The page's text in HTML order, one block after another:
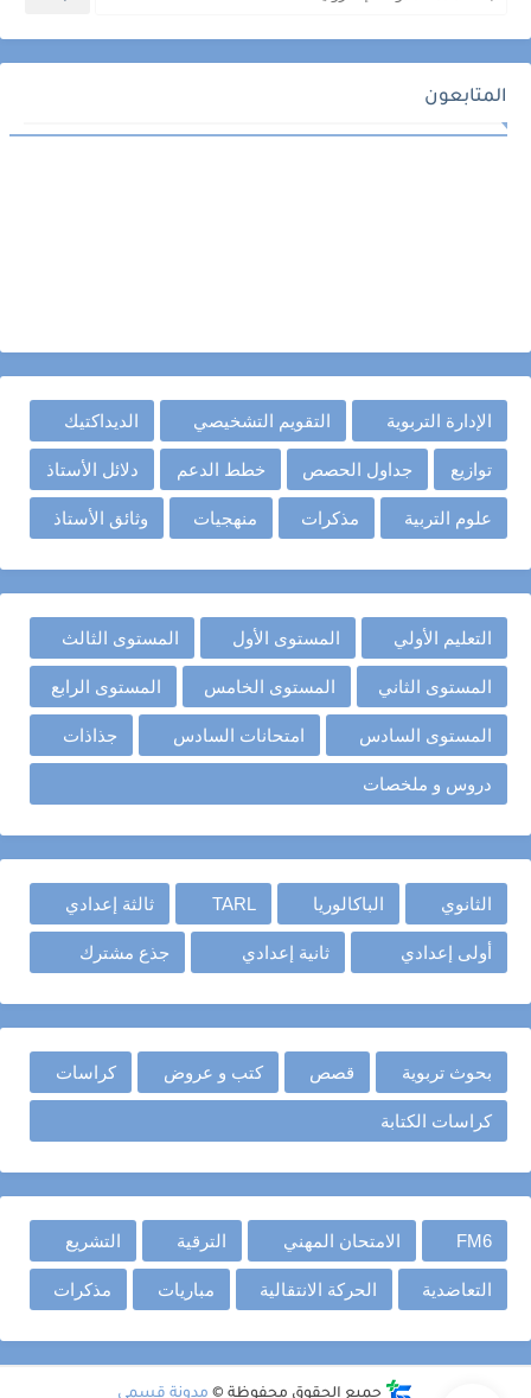
المتابعون
الإدارة التربوية التقويم التشخيصي الديداكتيك
توازيع جداول الحصص خطط الدعم دلائل الأستاذ
علوم التربية مذكرات منهجيات وثائق الأستاذ
التعليم الأولي المستوى الأول المستوى الثالث
المستوى الثاني المستوى الخامس المستوى الرابع
المستوى السادس امتحانات السادس جذاذات
دروس و ملخصات
الثانوي الباكالوريا TARL ثالثة إعدادي
أولى إعدادي ثانية إعدادي جذع مشترك
بحوث تربوية قصص كتب و عروض كراسات
كراسات الكتابة
FM6 الامتحان المهني الترقية التشريع
التعاضدية الحركة الانتقالية مباريات مذكرات